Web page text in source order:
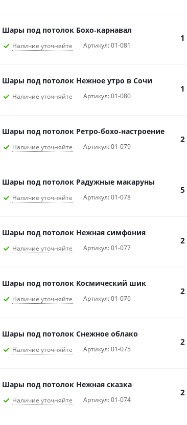
Шары под потолок Бохо‑карнавал
Наличие уточняйте Артикул: 01-081
1
Шары под потолок Нежное утро в Сочи
Наличие уточняйте Артикул: 01-080
1
Шары под потолок Ретро‑бохо‑настроение
Наличие уточняйте Артикул: 01-079
2
Шары под потолок Радужные макаруны
Наличие уточняйте Артикул: 01-078
5
Шары под потолок Нежная симфония
Наличие уточняйте Артикул: 01-077
2
Шары под потолок Космический шик
Наличие уточняйте Артикул: 01-076
2
Шары под потолок Снежное облако
Наличие уточняйте Артикул: 01-075
2
Шары под потолок Нежная сказка
Наличие уточняйте Артикул: 01-074
2